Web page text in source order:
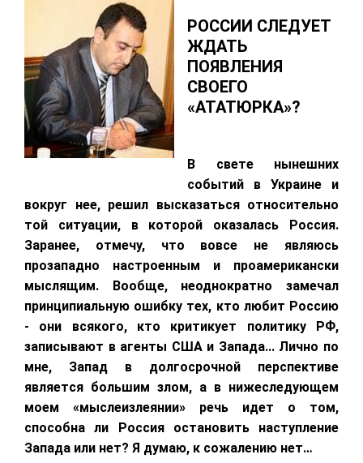
РОССИИ СЛЕДУЕТ
ЖДАТЬ
ПОЯВЛЕНИЯ
СВОЕГО
«АТАТЮРКА»?
В свете нынешних
событий в Украине и
вокруг нее, решил высказаться относительно
той ситуации, в которой оказалась Россия.
Заранее, отмечу, что вовсе не являюсь
прозападно настроенным и проамерикански
мыслящим. Вообще, неоднократно замечал
принципиальную ошибку тех, кто любит Россию
- они всякого, кто критикует политику РФ,
записывают в агенты США и Запада... Лично по
мне, Запад в долгосрочной перспективе
является большим злом, а в нижеследующем
моем «мыслеизлеянии» речь идет о том,
способна ли Россия остановить наступление
Запада или нет? Я думаю, к сожалению нет…